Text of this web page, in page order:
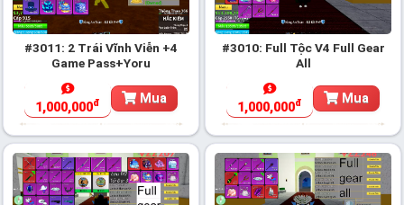
#3011: 2 Trái Vĩnh Viễn +4
Game Pass+Yoru
1,000,000đ Mua
#3010: Full Tộc V4 Full Gear
All
1,000,000đ Mua